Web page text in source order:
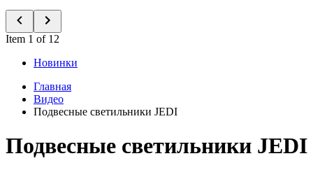
Item 1 of 12
Новинки
Главная
Видео
Подвесные светильники JEDI
Подвесные светильники JEDI